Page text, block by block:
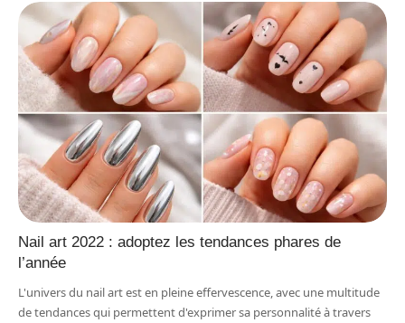
Nail art 2022 : adoptez les tendances phares de
l’année
L'univers du nail art est en pleine effervescence, avec une multitude
de tendances qui permettent d'exprimer sa personnalité à travers